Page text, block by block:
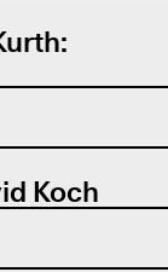
Koch